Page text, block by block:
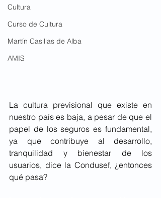
Cultura
Curso de Cultura
Martín Casillas de Alba
AMIS
La cultura previsional que existe en
nuestro país es baja, a pesar de que el
papel de los seguros es fundamental,
ya que contribuye al desarrollo,
tranquilidad y bienestar de los
usuarios, dice la Condusef, ¿entonces
qué pasa?